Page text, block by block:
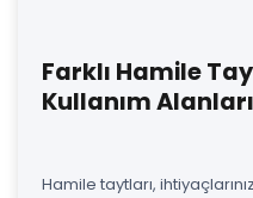
Farklı Hamile
Kullanım Alanları
Hamile taytları,